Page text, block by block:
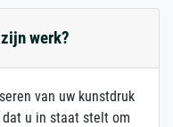
werk?
van uw kunstdruk
u in staat stelt om